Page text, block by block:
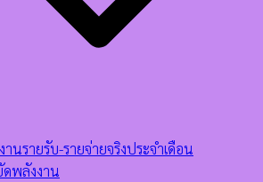
านรายรับ-รายจ่ายจริงประจำเดือน
ดพลังงาน